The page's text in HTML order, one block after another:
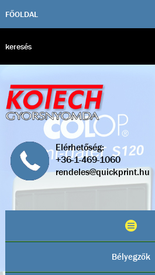
FŐOLDAL
Elérhetőség:
+36-1-469-1060
rendeles@quickprint.hu
Bélyegzők